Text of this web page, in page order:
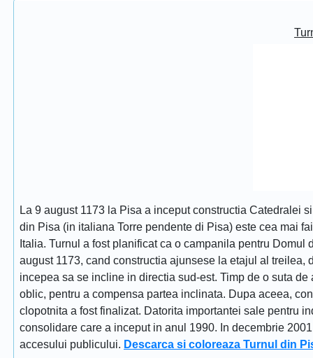
La 9 august 1173 la Pisa a inceput constructia Catedralei
din Pisa (in italiana Torre pendente di Pisa) este cea mai
Italia. Turnul a fost planificat ca o campanila pentru
august 1173, cand constructia ajunsese la etajul al
incepea sa se incline in directia sud-est. Timp de o suta
oblic, pentru a compensa partea inclinata. Dupa aceea,
clopotnita a fost finalizat. Datorita importantei sale pentru
consolidare care a inceput in anul 1990. In decembrie
accesului publicului. Descarca si coloreaza Turnul din